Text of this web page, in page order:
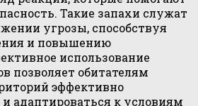
Такие запахи служат
угрозы, способствуя
и повышению
использование
позволяет обитателям
эффективно
адаптироваться к условиям